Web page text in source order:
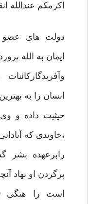
اکرمکم عندالله
دولت های عضو
ایمان به الله
انسان را به
حیثیت داده و
،خاوندی که
رابرعهده بشر
برگردن او نهاد
است را هنگی